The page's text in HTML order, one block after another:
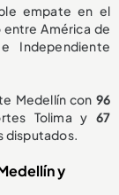
empate en el
América de
Independiente
Medellín con 96
Tolima y 67
disputados.
y